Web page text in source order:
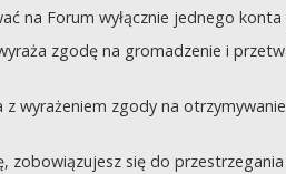
na Forum wyłącznie jednego
zgodę na gromadzenie i
z wyrażeniem zgody na
zobowiązujesz się do